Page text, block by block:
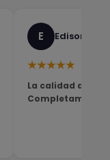
E Edison
★★★★★
La calidad del
Completamente